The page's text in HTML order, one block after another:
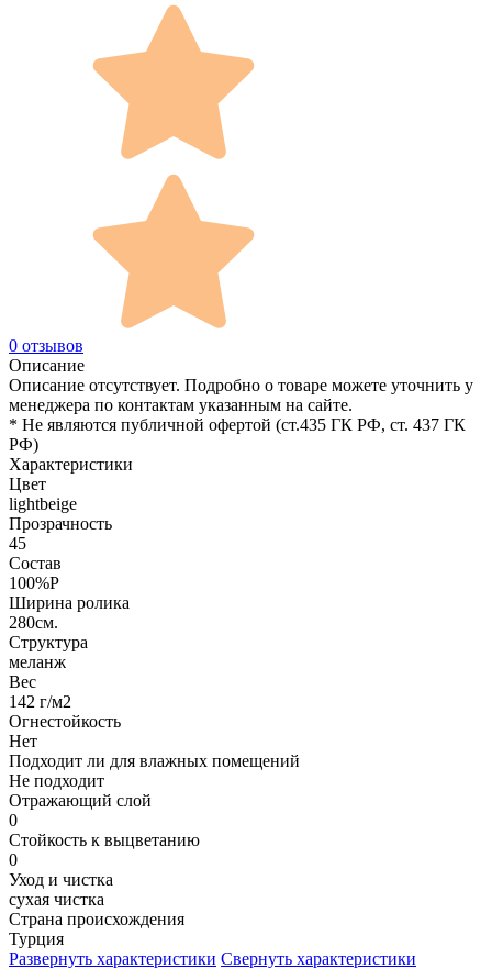
0 отзывов
Описание
Описание отсутствует. Подробно о товаре можете уточнить у
менеджера по контактам указанным на сайте.
* Не являются публичной офертой (ст.435 ГК РФ, cт. 437 ГК
РФ)
Характеристики
Цвет
lightbeige
Прозрачность
45
Состав
100%P
Ширина ролика
280см.
Структура
меланж
Вес
142 г/м2
Огнестойкость
Нет
Подходит ли для влажных помещений
Не подходит
Отражающий слой
0
Стойкость к выцветанию
0
Уход и чистка
сухая чистка
Страна происхождения
Турция
Развернуть характеристики Свернуть характеристики